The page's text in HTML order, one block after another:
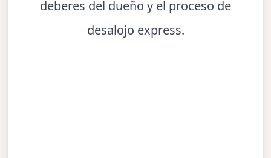
deberes del dueño y el proceso de
desalojo express.